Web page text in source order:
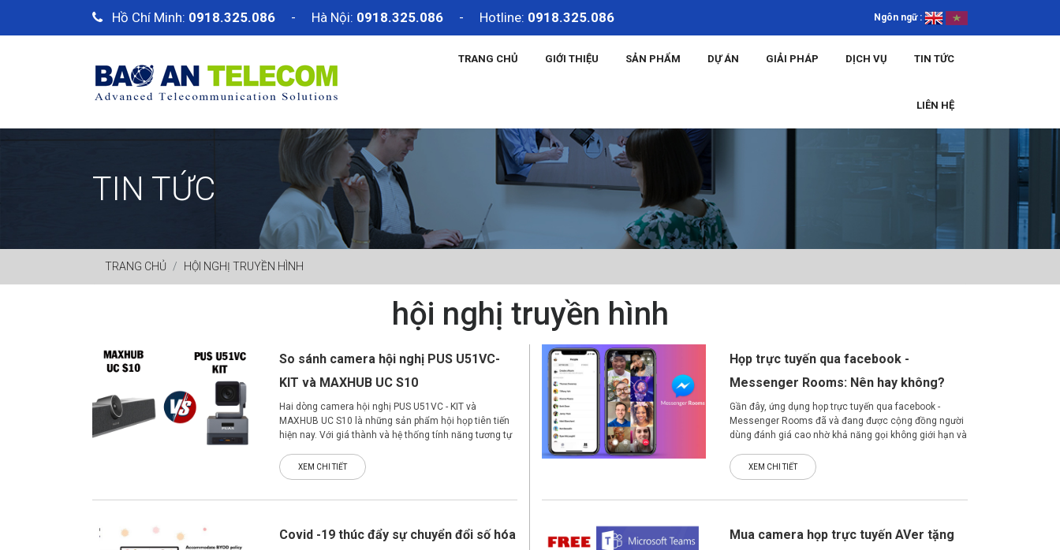
Hồ Chí Minh: 0918.325.086 - Hà Nội: 0918.325.086 - Hotline: 0918.325.086 Ngôn ngữ :
TRANG CHỦ GIỚI THIỆU SẢN PHẨM DỰ ÁN GIẢI PHÁP DỊCH VỤ TIN TỨC
LIÊN HỆ
TIN TỨC
TRANG CHỦ HỘI NGHỊ TRUYỀN HÌNH
hội nghị truyền hình
So sánh camera hội nghị PUS U51VC-
KIT và MAXHUB UC S10
Hai dòng camera hội nghị PUS U51VC - KIT và
MAXHUB UC S10 là những sản phẩm hội họp tiên tiến
hiện nay. Với giá thành và hệ thống tính năng tương tự
của doanh nghiệp?
XEM CHI TIẾT
Họp trực tuyến qua facebook -
Messenger Rooms: Nên hay không?
Gần đây, ứng dụng họp trực tuyến qua facebook -
Messenger Rooms đã và đang được cộng đồng người
dùng đánh giá cao nhờ khả năng gọi không giới hạn và
trội.
XEM CHI TIẾT
Covid -19 thúc đẩy sự chuyển đổi số hóa
Mua camera họp trực tuyến AVer tặng